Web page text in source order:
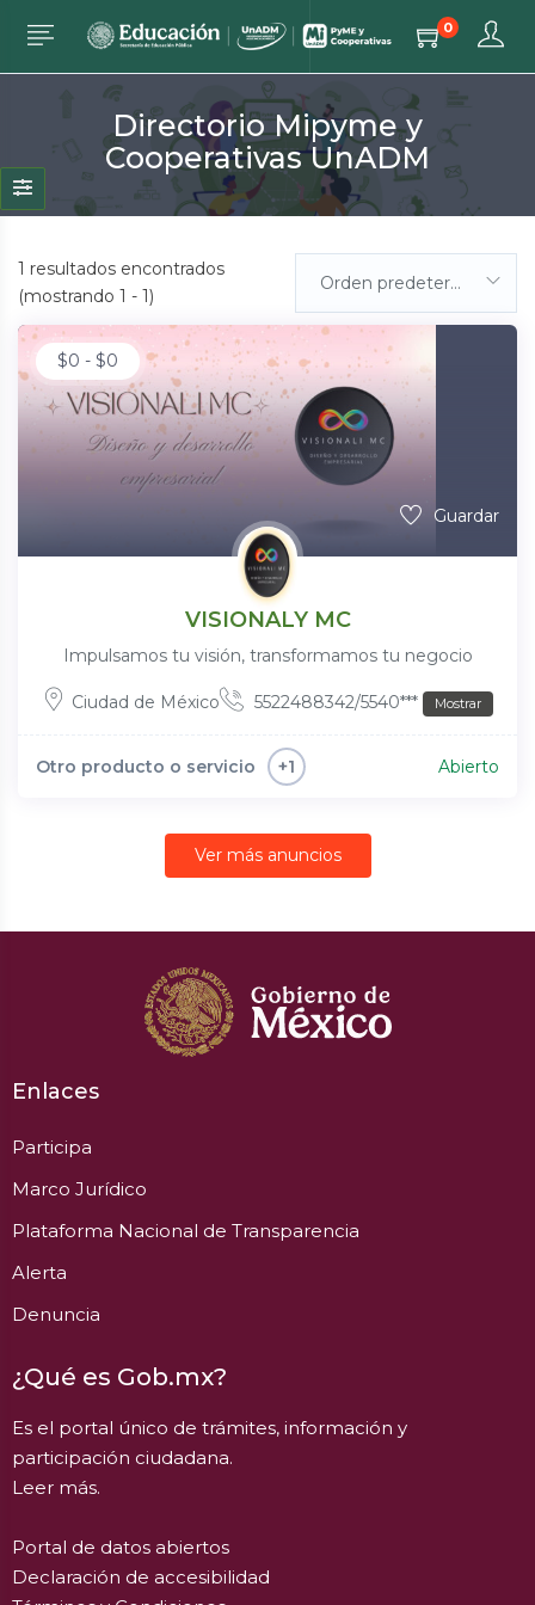
0
Directorio Mipyme y
Cooperativas UnADM
1 resultados encontrados
(mostrando 1 - 1)
Orden predeterminada
$0 - $0
Guardar
VISIONALY MC
Impulsamos tu visión, transformamos tu negocio
Ciudad de México 5522488342/5540*** Mostrar
Otro producto o servicio +1 Abierto
Ver más anuncios
Enlaces
Participa
Marco Jurídico
Plataforma Nacional de Transparencia
Alerta
Denuncia
¿Qué es Gob.mx?
Es el portal único de trámites, información y
participación ciudadana.
Leer más.
Portal de datos abiertos
Declaración de accesibilidad